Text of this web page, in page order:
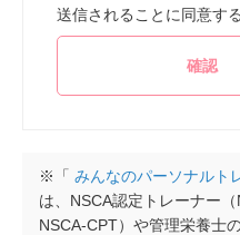
送信されることに同意する
※「 みんなのパーソナルト
は、NSCA認定トレーナー（
NSCA-CPT）や管理栄養士